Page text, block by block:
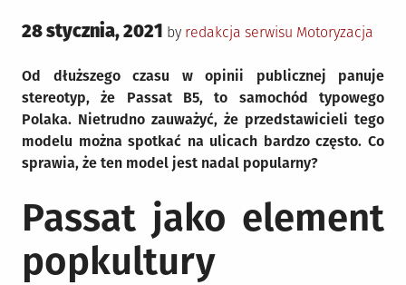
Posted
28 stycznia, 2021 by redakcja serwisu Posted
Motoryzacja
Od dłuższego czasu w opinii publicznej panuje
stereotyp, że Passat B5, to samochód typowego
Polaka. Nietrudno zauważyć, że przedstawicieli tego
modelu można spotkać na ulicach bardzo często. Co
sprawia, że ten model jest nadal popularny?
Passat jako element
popkultury